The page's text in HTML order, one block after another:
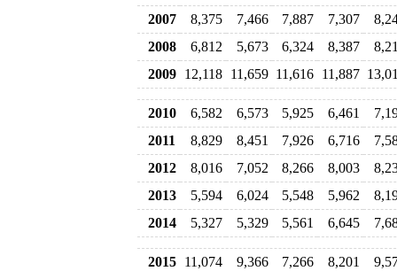
2007
8,375 7,466 7,887 7,307
2008
6,812 5,673 6,324 8,387
2009
12,118 11,659 11,616 11,887
2010 6,582 6,573 5,925 6,461
2011
8,829 8,451 7,926 6,716
2012
8,016 7,052 8,266 8,003
2013
5,594 6,024 5,548 5,962
2014
5,327 5,329 5,561 6,645
2015 11,074 9,366 7,266 8,201